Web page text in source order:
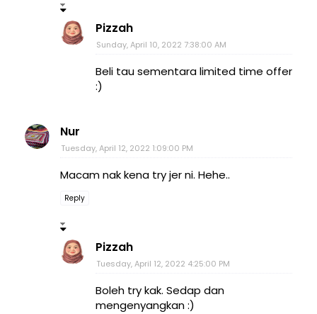
Pizzah
Sunday, April 10, 2022 7:38:00 AM
Beli tau sementara limited time offer
:)
Nur
Tuesday, April 12, 2022 1:09:00 PM
Macam nak kena try jer ni. Hehe..
Reply
Pizzah
Tuesday, April 12, 2022 4:25:00 PM
Boleh try kak. Sedap dan
mengenyangkan :)